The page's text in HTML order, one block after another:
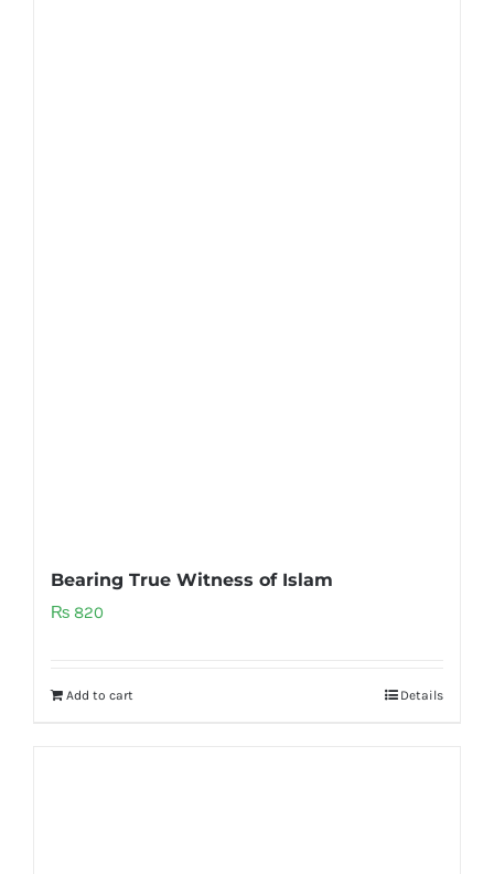
Bearing True Witness of Islam
₨ 820
Add to cart Details